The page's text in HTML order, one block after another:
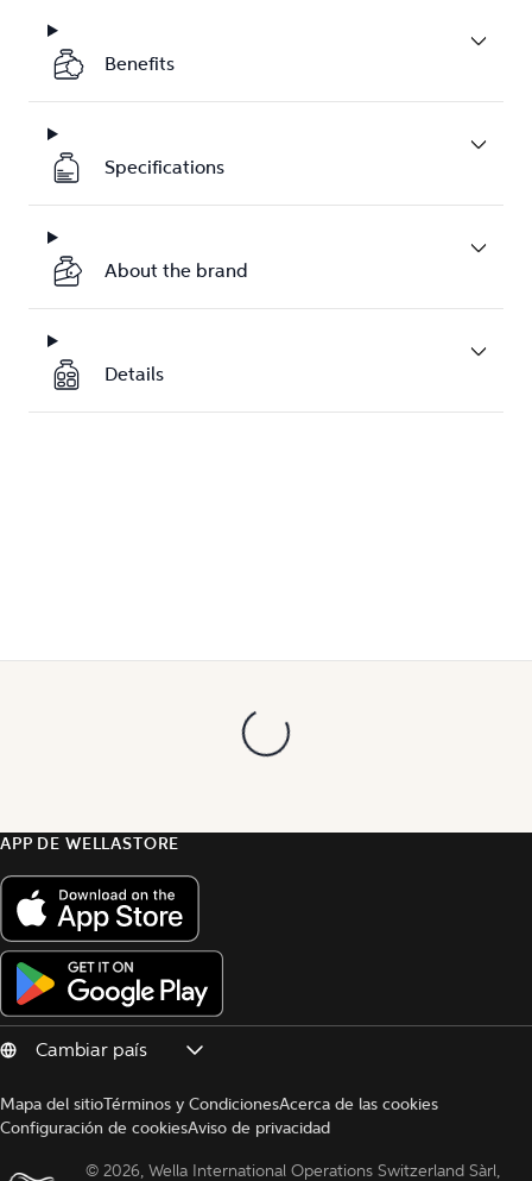
Benefits
Specifications
About the brand
Details
APP DE WELLASTORE
Mapa del sitioTérminos y CondicionesAcerca de las cookies
Configuración de cookiesAviso de privacidad
© 2026, Wella International Operations Switzerland Sàrl,